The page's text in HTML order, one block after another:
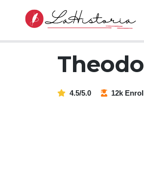
4.5/5.0 12k